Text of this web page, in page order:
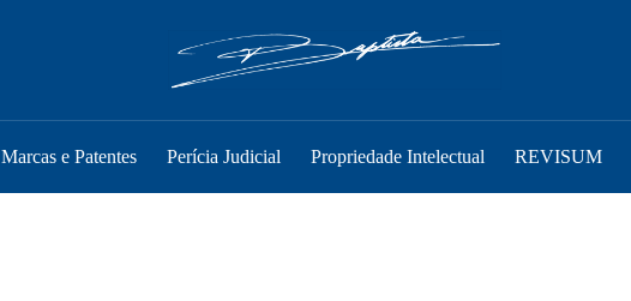
Marcas e Patentes Perícia Judicial Propriedade Intelectual REVISUM